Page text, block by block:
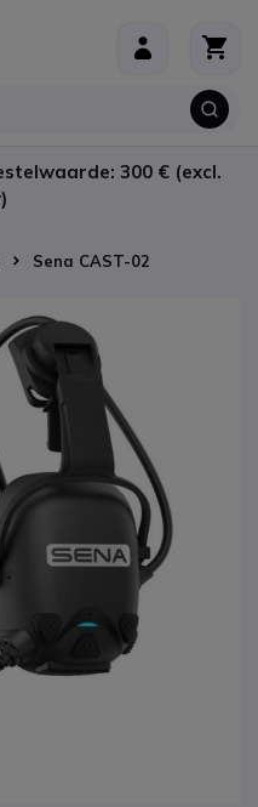
300 € (excl.
Sena CAST-02